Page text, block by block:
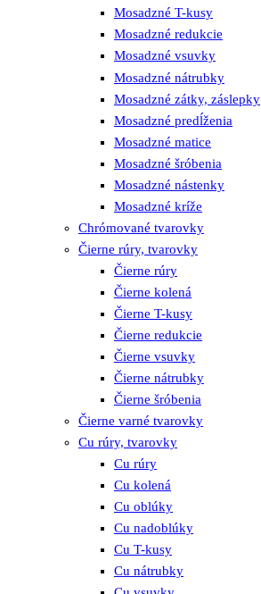
Mosadzné T-kusy
Mosadzné redukcie
Mosadzné vsuvky
Mosadzné nátrubky
Mosadzné zátky, záslepky
Mosadzné predĺženia
Mosadzné matice
Mosadzné šróbenia
Mosadzné nástenky
Mosadzné kríže
Chrómované tvarovky
Čierne rúry, tvarovky
Čierne rúry
Čierne kolená
Čierne T-kusy
Čierne redukcie
Čierne vsuvky
Čierne nátrubky
Čierne šróbenia
Čierne varné tvarovky
Cu rúry, tvarovky
Cu rúry
Cu kolená
Cu oblúky
Cu nadoblúky
Cu T-kusy
Cu nátrubky